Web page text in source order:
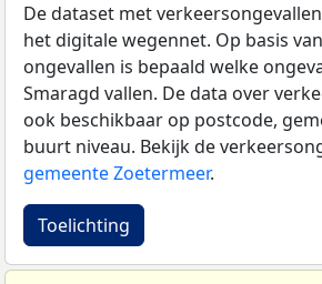
De dataset met
het digitale wegennet. Op basis
ongevallen is bepaald welke
Smaragd vallen. De data over
ook beschikbaar op postcode,
buurt niveau. Bekijk de
gemeente Zoetermeer.
Toelichting